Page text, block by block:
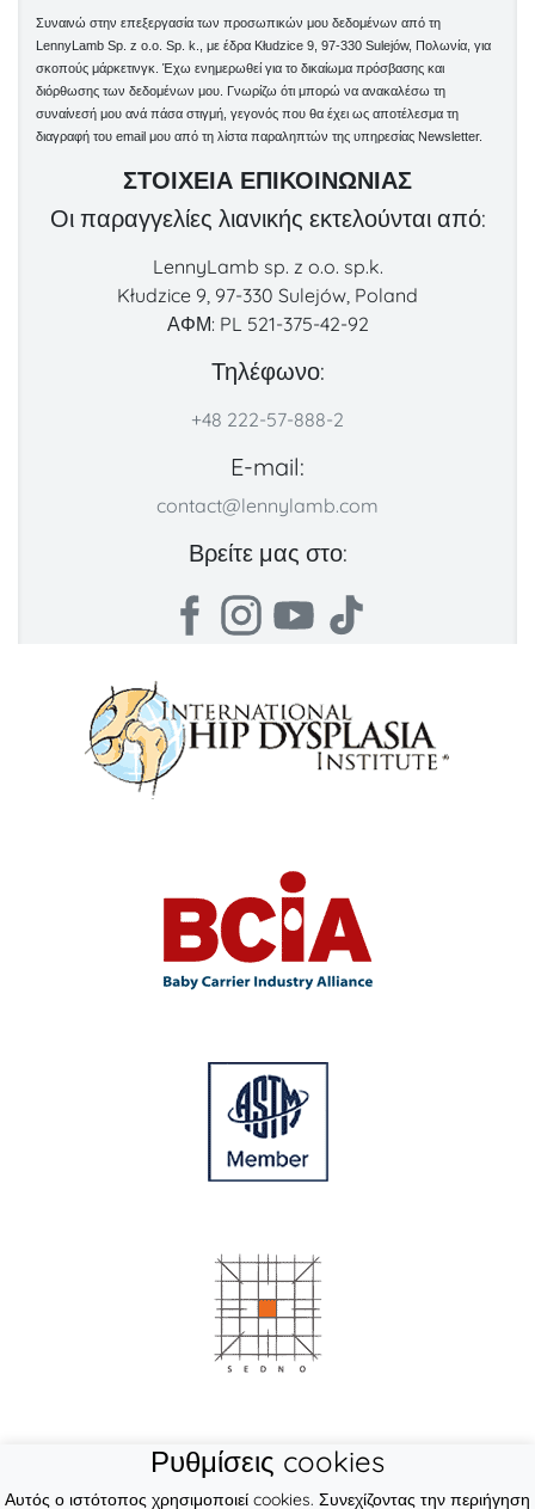
Συναινώ στην επεξεργασία των προσωπικών μου δεδομένων από τη
LennyLamb Sp. z o.o. Sp. k., με έδρα Kłudzice 9, 97-330 Sulejów, Πολωνία, για
σκοπούς μάρκετινγκ. Έχω ενημερωθεί για το δικαίωμα πρόσβασης και
διόρθωσης των δεδομένων μου. Γνωρίζω ότι μπορώ να ανακαλέσω τη
συναίνεσή μου ανά πάσα στιγμή, γεγονός που θα έχει ως αποτέλεσμα τη
διαγραφή του email μου από τη λίστα παραληπτών της υπηρεσίας Newsletter.
ΣΤΟΙΧΕΊΑ ΕΠΙΚΟΙΝΩΝΊΑΣ
Οι παραγγελίες λιανικής εκτελούνται από:
LennyLamb sp. z o.o. sp.k.
Kłudzice 9, 97-330 Sulejów, Poland
ΑΦΜ: PL 521-375-42-92
Τηλέφωνο:
+48 222-57-888-2
E-mail:
contact@lennylamb.com
Βρείτε μας στο:
Ρυθμίσεις cookies
Αυτός ο ιστότοπος χρησιμοποιεί cookies. Συνεχίζοντας την περιήγηση